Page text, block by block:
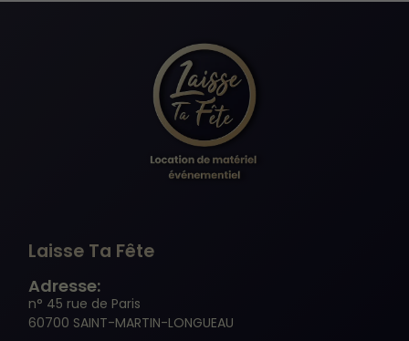
Laisse Ta Fête
Adresse:
n° 45 rue de Paris
60700 SAINT-MARTIN-LONGUEAU